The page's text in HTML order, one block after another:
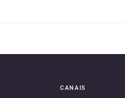
CANAIS